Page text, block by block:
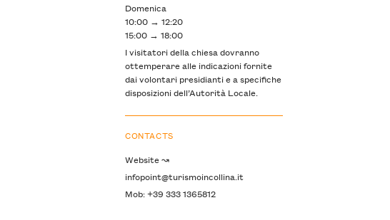
Domenica
10:00 → 12:20
15:00 → 18:00
I visitatori della chiesa dovranno
ottemperare alle indicazioni fornite
dai volontari presidianti e a specifiche
disposizioni dell’Autorità Locale.
CONTACTS
Website ↝
infopoint@turismoincollina.it
Mob: +39 333 1365812